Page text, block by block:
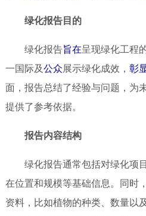
绿化报告目的
绿化报告旨在呈现绿化工程
一国际及公众展示绿化成效， 彰
面，报告总结了经验与问题，为
提供了参考依据。
报告内容结构
绿化报告通常包括对绿化项
在位置和规模等基础信息。同时
资料，比如植物的种类、数量以